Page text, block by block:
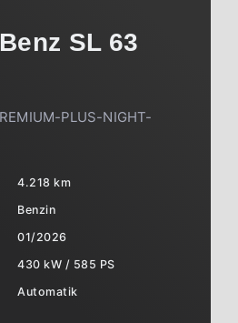
SL 63
PLUS-NIGHT-
4.218 km
Benzin
01/2026
430 kW / 585 PS
Automatik